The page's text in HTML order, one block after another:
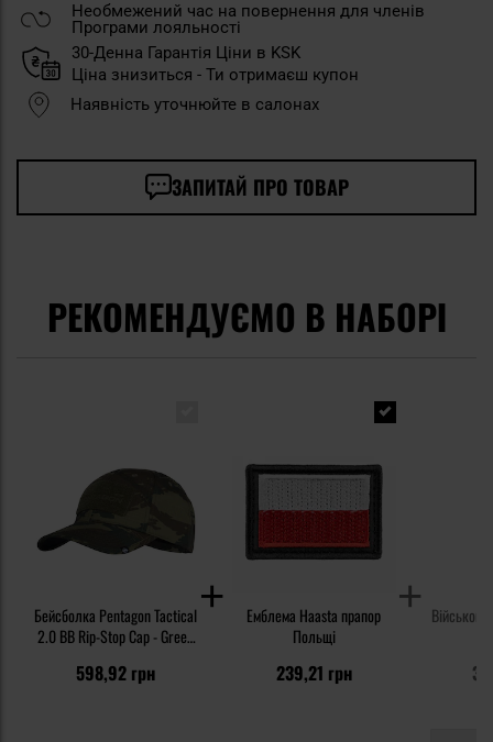
Необмежений час на повернення для членів
Програми лояльності
30-Денна Гарантія Ціни в KSK
Ціна знизиться - Ти отримаєш купон
Наявність уточнюйте в салонах
ЗАПИТАЙ ПРО ТОВАР
РЕКОМЕНДУЄМО В НАБОРІ
Бейсболка Pentagon Tactical
2.0 BB Rip-Stop Cap - Greek
598,92 грн
Емблема Haasta прапор
Польщі
239,21 грн